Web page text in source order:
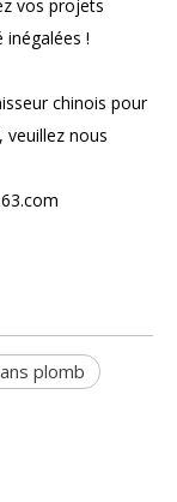
vos projets
!
chinois pour
veuillez nous
plomb